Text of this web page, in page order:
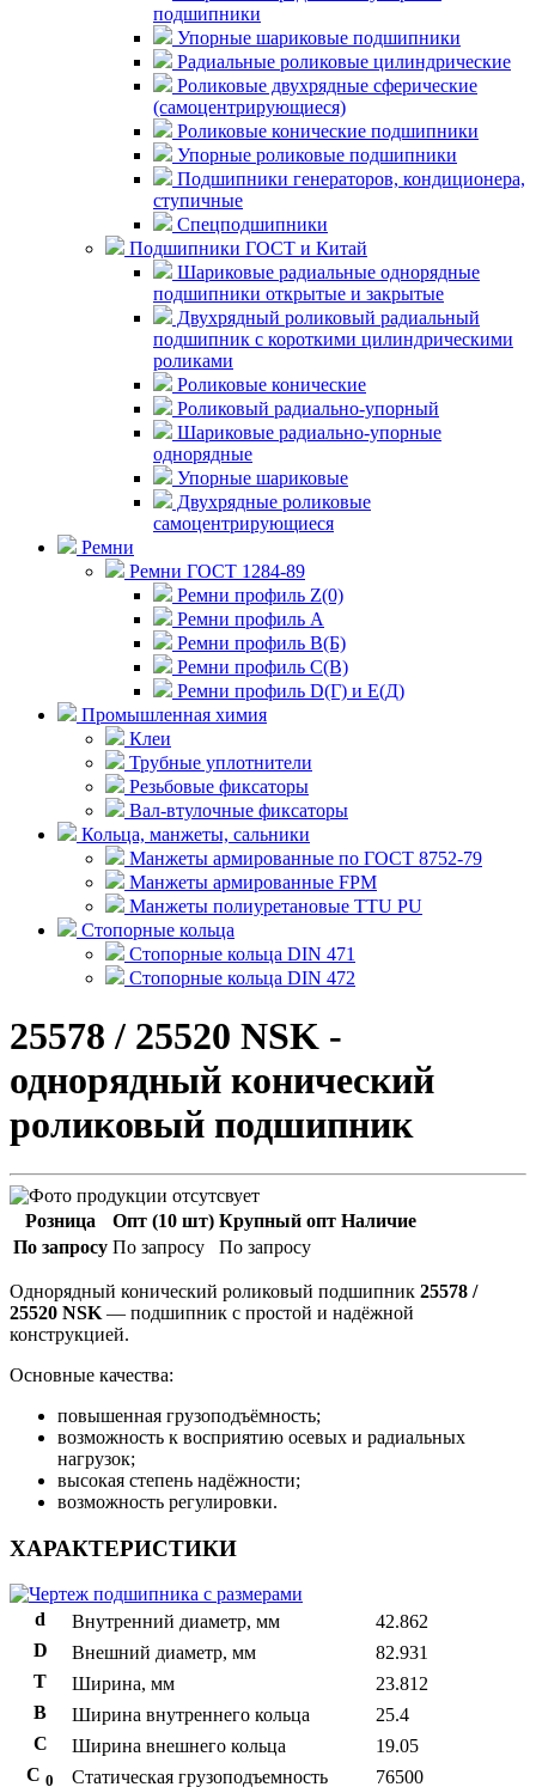
подшипники
Упорные шариковые подшипники
Радиальные роликовые цилиндрические
Роликовые двухрядные сферические
(самоцентрирующиеся)
Роликовые конические подшипники
Упорные роликовые подшипники
Подшипники генераторов, кондиционера,
ступичные
Спецподшипники
Подшипники ГОСТ и Китай
Шариковые радиальные однорядные
подшипники открытые и закрытые
Двухрядный роликовый радиальный
подшипник с короткими цилиндрическими
роликами
Роликовые конические
Роликовый радиально-упорный
Шариковые радиально-упорные
однорядные
Упорные шариковые
Двухрядные роликовые
самоцентрирующиеся
Ремни
Ремни ГОСТ 1284-89
Ремни профиль Z(0)
Ремни профиль А
Ремни профиль В(Б)
Ремни профиль С(В)
Ремни профиль D(Г) и E(Д)
Промышленная химия
Клеи
Трубные уплотнители
Резьбовые фиксаторы
Вал-втулочные фиксаторы
Кольца, манжеты, сальники
Манжеты армированные по ГОСТ 8752-79
Манжеты армированные FPM
Манжеты полиуретановые TTU PU
Стопорные кольца
Стопорные кольца DIN 471
Стопорные кольца DIN 472
25578 / 25520 NSK -
однорядный конический
роликовый подшипник
Розница Опт (10 шт) Крупный опт Наличие
По запросу По запросу По запросу
Однорядный конический роликовый подшипник 25578 /
25520 NSK — подшипник с простой и надёжной
конструкцией.
Основные качества:
повышенная грузоподъёмность;
возможность к восприятию осевых и радиальных
нагрузок;
высокая степень надёжности;
возможность регулировки.
ХАРАКТЕРИСТИКИ
d Внутренний диаметр, мм
42.862
D
Внешний диаметр, мм
82.931
T
Ширина, мм
23.812
B
Ширина внутреннего кольца
25.4
С
Ширина внешнего кольца
19.05
С 0 Статическая грузоподъемность
76500